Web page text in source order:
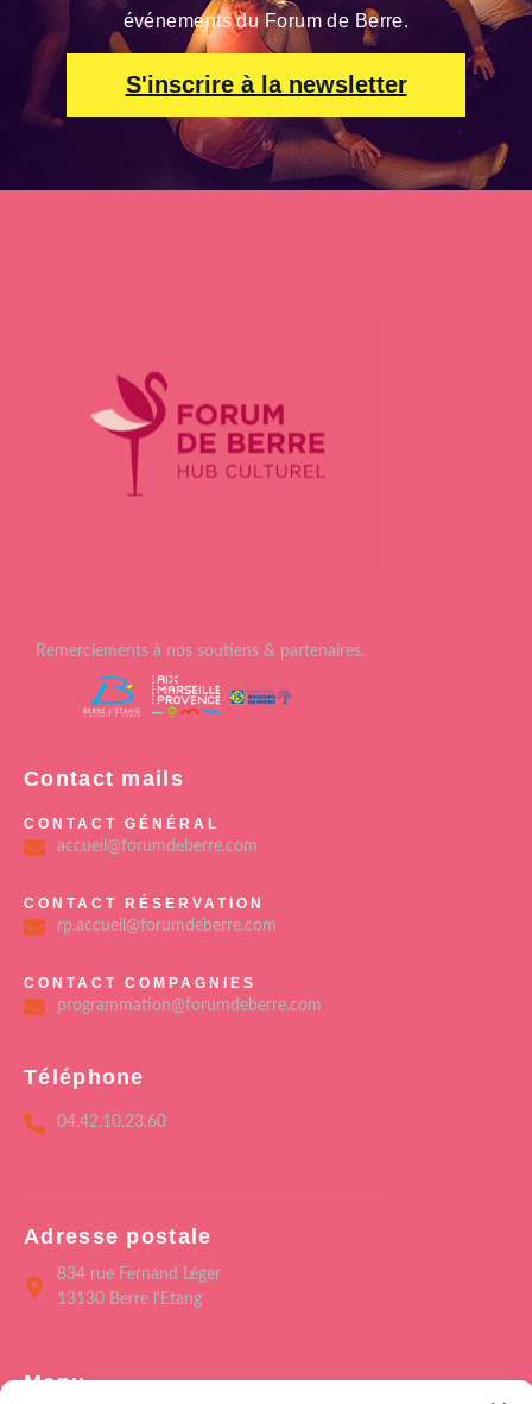
événements du Forum de Berre.
S'inscrire à la newsletter
Remerciements à nos soutiens & partenaires.
Contact mails
CONTACT GÉNÉRAL
accueil@forumdeberre.com
CONTACT RÉSERVATION
rp.accueil@forumdeberre.com
CONTACT COMPAGNIES
programmation@forumdeberre.com
Téléphone
04.42.10.23.60
Adresse postale
834 rue Fernand Léger
13130 Berre l'Etang
Menu